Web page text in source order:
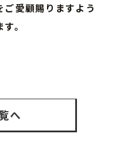
愛顧賜りますよう
。
へ